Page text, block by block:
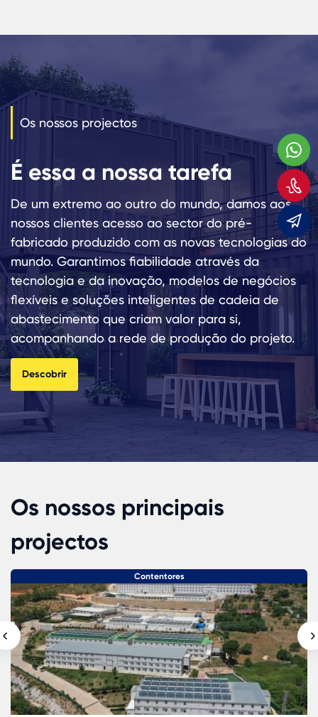
Os nossos projectos
É essa a nossa tarefa
De um extremo ao outro do mundo, damos aos
nossos clientes acesso ao sector do pré-
fabricado produzido com as novas tecnologias do
mundo. Garantimos fiabilidade através da
tecnologia e da inovação, modelos de negócios
flexíveis e soluções inteligentes de cadeia de
abastecimento que criam valor para si,
acompanhando a rede de produção do projeto.
Descobrir
Os nossos principais
projectos
Contentores